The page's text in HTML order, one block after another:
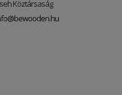
Köztársaság